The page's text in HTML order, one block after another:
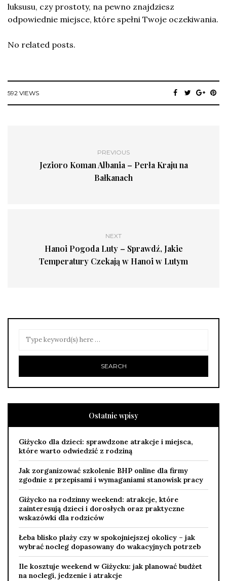
luksusu, czy prostoty, na pewno znajdziesz
odpowiednie miejsce, które spełni Twoje oczekiwania.
No related posts.
592 VIEWS
PREVIOUS
Jezioro Koman Albania – Perła Kraju na
Bałkanach
NEXT
Hanoi Pogoda Luty – Sprawdź, Jakie
Temperatury Czekają w Hanoi w Lutym
Ostatnie wpisy
Giżycko dla dzieci: sprawdzone atrakcje i miejsca,
które warto odwiedzić z rodziną
Jak zorganizować szkolenie BHP online dla firmy
zgodnie z przepisami i wymaganiami stanowisk pracy
Giżycko na rodzinny weekend: atrakcje, które
zainteresują dzieci i dorosłych oraz praktyczne
wskazówki dla rodziców
Łeba blisko plaży czy w spokojniejszej okolicy – jak
wybrać nocleg dopasowany do wakacyjnych potrzeb
Ile kosztuje weekend w Giżycku: jak planować budżet
na noclegi, jedzenie i atrakcje